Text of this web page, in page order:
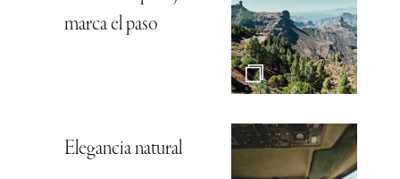
marca el paso
Elegancia natural